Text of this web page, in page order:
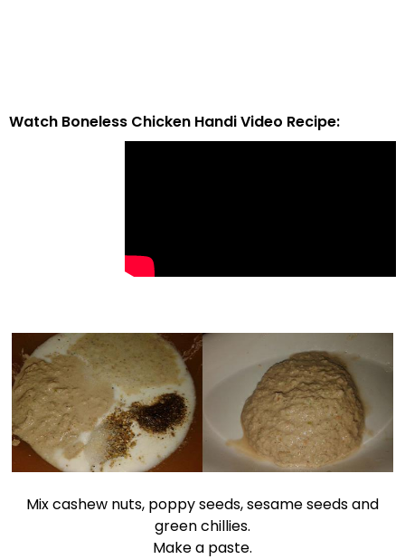
Watch Boneless Chicken Handi Video Recipe:
Mix cashew nuts, poppy seeds, sesame seeds and
green chillies.
Make a paste.